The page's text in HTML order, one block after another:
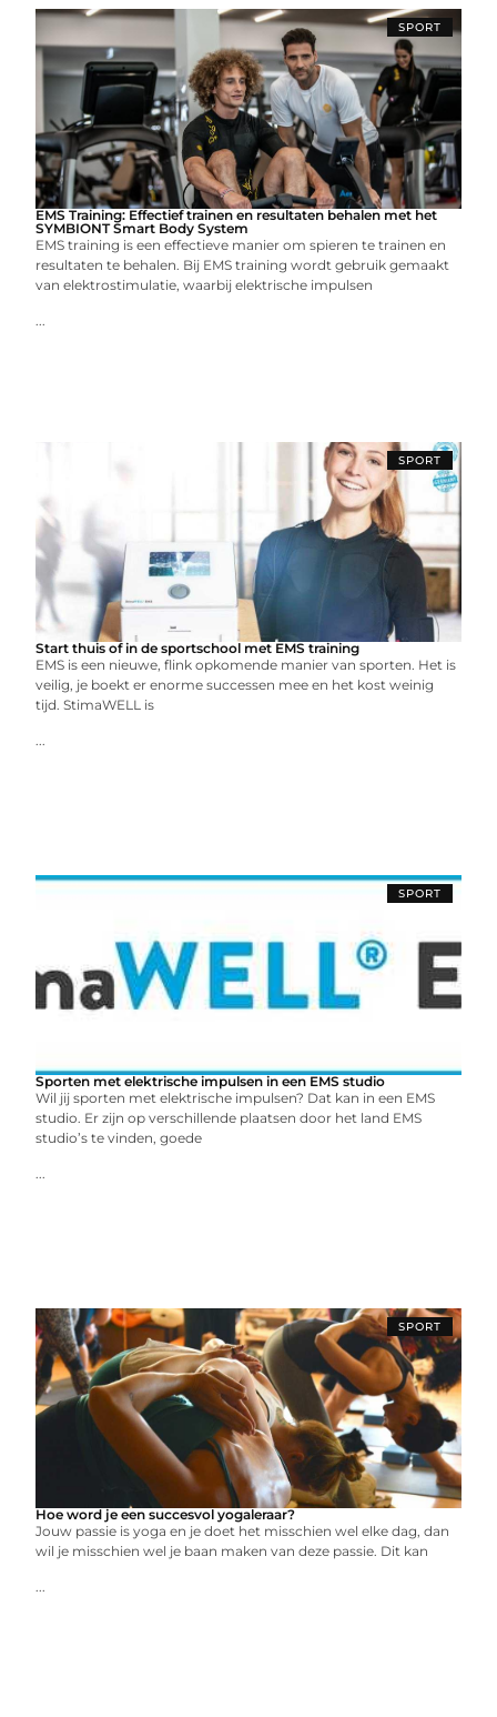
SPORT
EMS Training: Effectief trainen en resultaten behalen met het
SYMBIONT Smart Body System
EMS training is een effectieve manier om spieren te trainen en
resultaten te behalen. Bij EMS training wordt gebruik gemaakt
van elektrostimulatie, waarbij elektrische impulsen
...
SPORT
Start thuis of in de sportschool met EMS training
EMS is een nieuwe, flink opkomende manier van sporten. Het is
veilig, je boekt er enorme successen mee en het kost weinig
tijd. StimaWELL is
...
SPORT
Sporten met elektrische impulsen in een EMS studio
Wil jij sporten met elektrische impulsen? Dat kan in een EMS
studio. Er zijn op verschillende plaatsen door het land EMS
studio’s te vinden, goede
...
SPORT
Hoe word je een succesvol yogaleraar?
Jouw passie is yoga en je doet het misschien wel elke dag, dan
wil je misschien wel je baan maken van deze passie. Dit kan
...